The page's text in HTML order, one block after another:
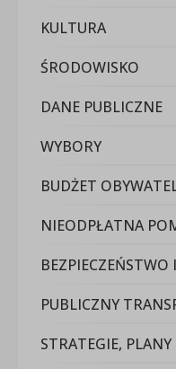
KULTURA
ŚRODOWISKO
DANE PUBLICZNE
WYBORY
BUDŻET
NIEODPŁATNA
BEZPIECZEŃSTWO
PUBLICZNY
STRATEGIE,